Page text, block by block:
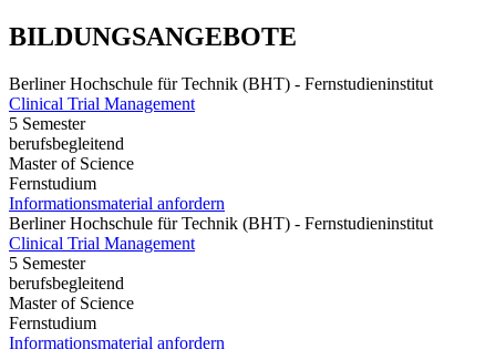
BILDUNGSANGEBOTE
Berliner Hochschule für Technik (BHT) - Fernstudieninstitut
Clinical Trial Management
5 Semester
berufsbegleitend
Master of Science
Fernstudium
Informationsmaterial anfordern
Berliner Hochschule für Technik (BHT) - Fernstudieninstitut
Clinical Trial Management
5 Semester
berufsbegleitend
Master of Science
Fernstudium
Informationsmaterial anfordern